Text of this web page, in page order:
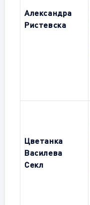
Александра
Ристевска
Цветанка
Василева
Секл